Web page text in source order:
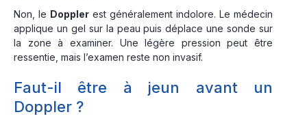
Non, le Doppler est généralement indolore. Le médecin
applique un gel sur la peau puis déplace une sonde sur
la zone à examiner. Une légère pression peut être
ressentie, mais l’examen reste non invasif.
Faut-il être à jeun avant un
Doppler ?